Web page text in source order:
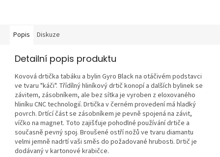
Popis Diskuze
Detailní popis produktu
Kovová drtička tabáku a bylin Gyro Black na otáčivém podstavci
ve tvaru "káči". Třídílný hliníkový drtič konopí a dalších bylinek se
závitem, zásobníkem, ale bez sítka je vyroben z eloxovaného
hliníku CNC technologií. Drtička v černém provedení má hladký
povrch. Drtící část se zásobníkem je pevně spojená na závit,
víčko na magnet. Toto zajišťuje pohodlné používání drtiče a
současně pevný spoj. Broušené ostří nožů ve tvaru diamantu
velmi jemně nadrtí vaši směs do požadované hrubosti. Drtič je
dodávaný v kartonové krabičce.